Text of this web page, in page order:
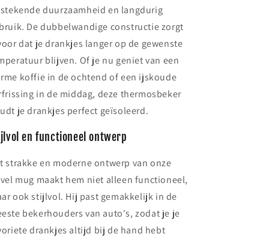
duurzaamheid en langdurig
De dubbelwandige constructie zorgt
dat je drankjes langer op de gewenste
blijven. Of je nu geniet van een
koffie in de ochtend of een ijskoude
in de middag, deze thermosbeker
je drankjes perfect geïsoleerd.
en functioneel ontwerp
strakke en moderne ontwerp van onze
mug maakt hem niet alleen functioneel,
ook stijlvol. Hij past gemakkelijk in de
bekerhouders van auto's, zodat je je
drankjes altijd bij de hand hebt